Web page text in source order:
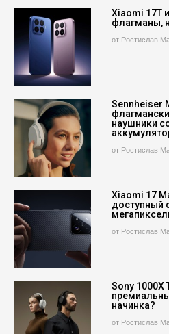
Xiaomi 17T
флагманы,
от Ростислав
Sennheiser
наушники
от Ростислав
Xiaomi 17
доступный
от Ростислав
Sony 1000X
начинка?
от Ростислав